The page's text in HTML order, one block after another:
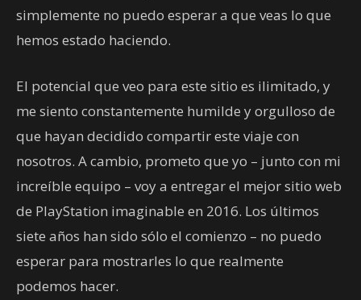
simplemente no puedo esperar a que veas lo que
hemos estado haciendo.
El potencial que veo para este sitio es ilimitado, y
me siento constantemente humilde y orgulloso de
que hayan decidido compartir este viaje con
nosotros. A cambio, prometo que yo – junto con mi
increíble equipo – voy a entregar el mejor sitio web
de PlayStation imaginable en 2016. Los últimos
siete años han sido sólo el comienzo – no puedo
esperar para mostrarles lo que realmente
podemos hacer.